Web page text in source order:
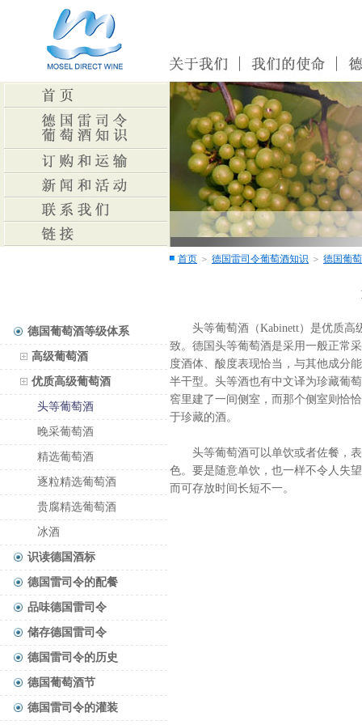
德国葡萄酒等级体系
高级葡萄酒
优质高级葡萄酒
头等葡萄酒
晚采葡萄酒
精选葡萄酒
逐粒精选葡萄酒
贵腐精选葡萄酒
冰酒
识读德国酒标
德国雷司令的配餐
品味德国雷司令
储存德国雷司令
德国雷司令的历史
德国葡萄酒节
德国雷司令的灌装
首页 ＞ 德国雷司令葡萄酒知识 ＞ 德国葡
头等葡萄酒（Kabinett）是优质高
致。德国头等葡萄酒是采用一般正常
度酒体、酸度表现恰当，与其他成分
半干型。头等酒也有中文译为珍藏葡
窖里建了一间侧室，而那个侧室则恰
于珍藏的酒。
头等葡萄酒可以单饮或者佐餐，表
色。要是随意单饮，也一样不令人失
而可存放时间长短不一。